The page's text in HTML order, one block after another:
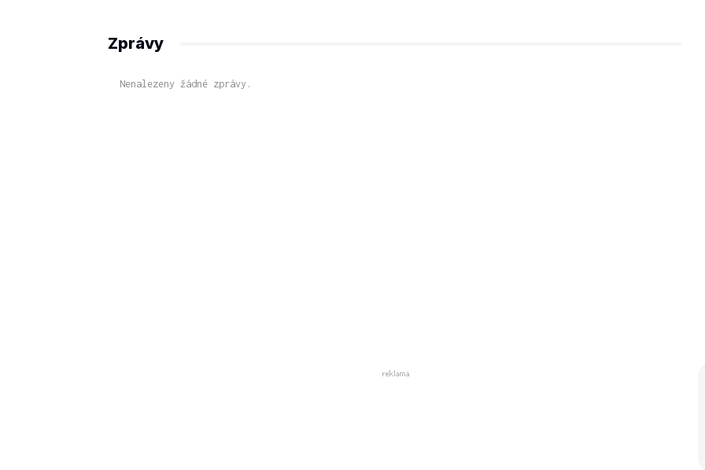
Zprávy
Nenalezeny žádné zprávy.